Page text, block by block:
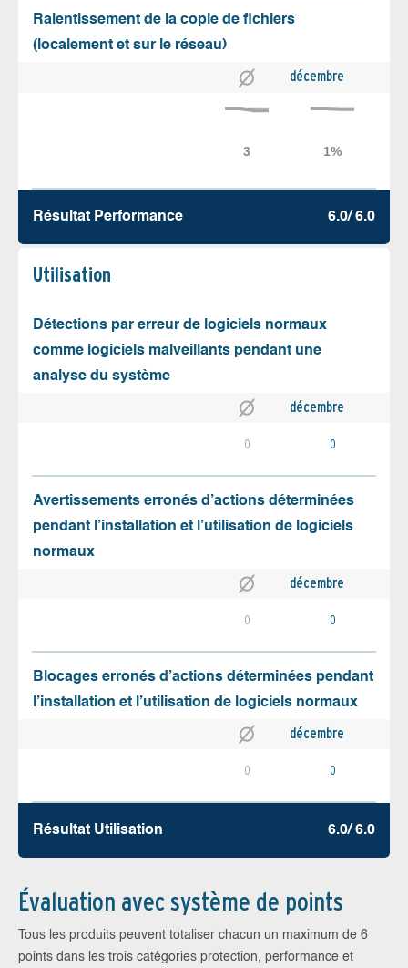
Ralentissement de la copie de fichiers
(localement et sur le réseau)
décembre
Résultat Performance 6.0/ 6.0
Utilisation
Détections par erreur de logiciels normaux
comme logiciels malveillants pendant une
analyse du système
décembre
0 0
Avertissements erronés d’actions déterminées
pendant l’installation et l’utilisation de logiciels
normaux
décembre
0 0
Blocages erronés d’actions déterminées pendant
l’installation et l’utilisation de logiciels normaux
décembre
0 0
Résultat Utilisation 6.0/ 6.0
Évaluation avec système de points
Tous les produits peuvent totaliser chacun un maximum de 6
points dans les trois catégories protection, performance et